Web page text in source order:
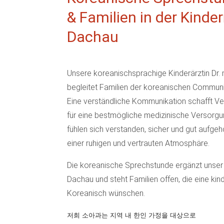
& Familien in der
Dachau
Unsere koreanischsprachige Kinderärztin Dr.
begleitet Familien der koreanischen
Eine verständliche Kommunikation schafft
für eine bestmögliche medizinische
fühlen sich verstanden, sicher und gut
einer ruhigen und vertrauten Atmosphäre.
Die koreanische Sprechstunde ergänzt
Dachau und steht Familien offen, die eine
Koreanisch wünschen.
저희 소아과는 지역 내 한인 가정을 대상으로